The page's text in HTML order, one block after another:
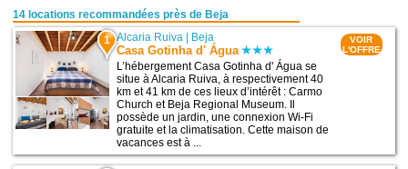
14 locations recommandées près de Beja
1 Alcaria Ruiva | Beja
Casa Gotinha d' Água
L’hébergement Casa Gotinha d' Água se
situe à Alcaria Ruiva, à respectivement 40
km et 41 km de ces lieux d’intérêt : Carmo
Church et Beja Regional Museum. Il
possède un jardin, une connexion Wi-Fi
gratuite et la climatisation. Cette maison de
vacances est à ...
VOIR
L'OFFRE